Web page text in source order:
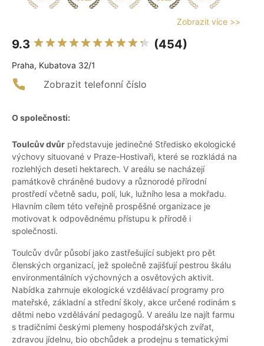
Zobrazit více >>
9.3 (454)
Praha, Kubatova 32/1
Zobrazit telefonní číslo
O společnosti:
Toulcův dvůr představuje jedinečné Středisko ekologické
výchovy situované v Praze-Hostivaři, které se rozkládá na
rozlehlých deseti hektarech. V areálu se nacházejí
památkově chráněné budovy a různorodé přírodní
prostředí včetně sadu, polí, luk, lužního lesa a mokřadu.
Hlavním cílem této veřejně prospěšné organizace je
motivovat k odpovědnému přístupu k přírodě i
společnosti.
Toulcův dvůr působí jako zastřešující subjekt pro pět
členských organizací, jež společně zajišťují pestrou škálu
environmentálních výchovných a osvětových aktivit.
Nabídka zahrnuje ekologické vzdělávací programy pro
mateřské, základní a střední školy, akce určené rodinám s
dětmi nebo vzdělávání pedagogů. V areálu lze najít farmu
s tradičními českými plemeny hospodářských zvířat,
zdravou jídelnu, bio obchůdek a prodejnu s tematickými